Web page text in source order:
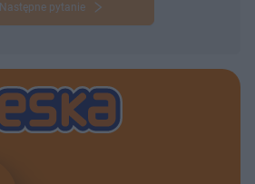
Następne pytanie